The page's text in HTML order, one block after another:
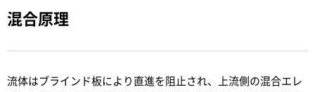
混合原理
流体はブラインド板により直進を阻止され、上流側の混合エレ